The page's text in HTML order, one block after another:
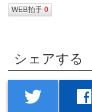
WEB拍手0
シェアする
twitter facebook